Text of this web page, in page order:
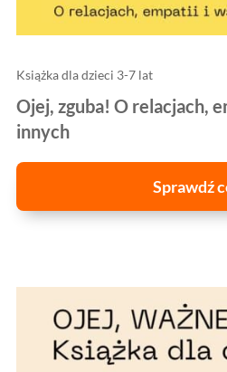
Książka dla dzieci 3-7 lat
Ojej, zguba! O relacjach,
innych
Sprawdź